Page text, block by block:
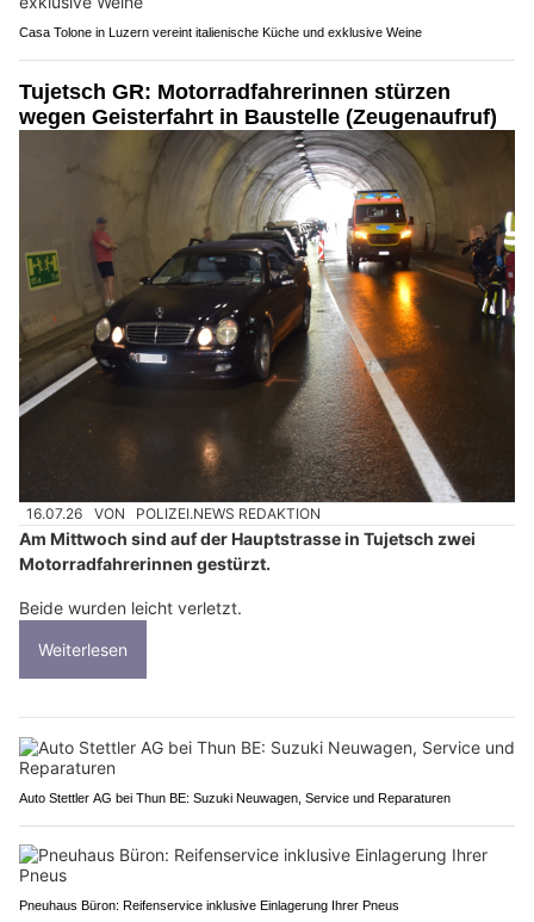
Casa Tolone in Luzern vereint italienische Küche und exklusive Weine
Tujetsch GR: Motorradfahrerinnen stürzen
wegen Geisterfahrt in Baustelle (Zeugenaufruf)
16.07.26 VON POLIZEI.NEWS REDAKTION
Am Mittwoch sind auf der Hauptstrasse in Tujetsch zwei
Motorradfahrerinnen gestürzt.
Beide wurden leicht verletzt.
Weiterlesen
Auto Stettler AG bei Thun BE: Suzuki Neuwagen, Service und Reparaturen
Pneuhaus Büron: Reifenservice inklusive Einlagerung Ihrer Pneus